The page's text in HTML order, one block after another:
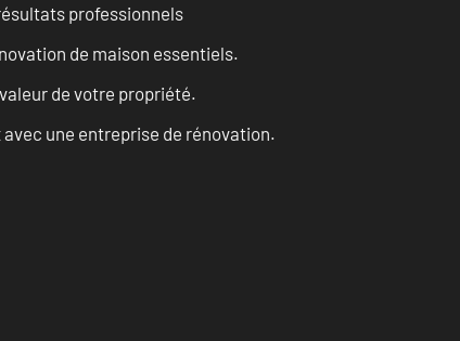
professionnels
de maison essentiels.
de votre propriété.
une entreprise de rénovation.